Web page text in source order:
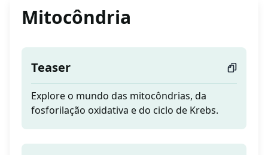
Mitocôndria
Teaser
Explore o mundo das mitocôndrias, da
fosforilação oxidativa e do ciclo de Krebs.